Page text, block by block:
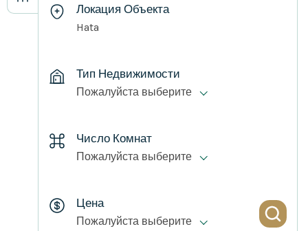
Локация Объекта
Hata
Тип Недвижимости
Пожалуйста выберите
Число Комнат
Пожалуйста выберите
Цена
Пожалуйста выберите